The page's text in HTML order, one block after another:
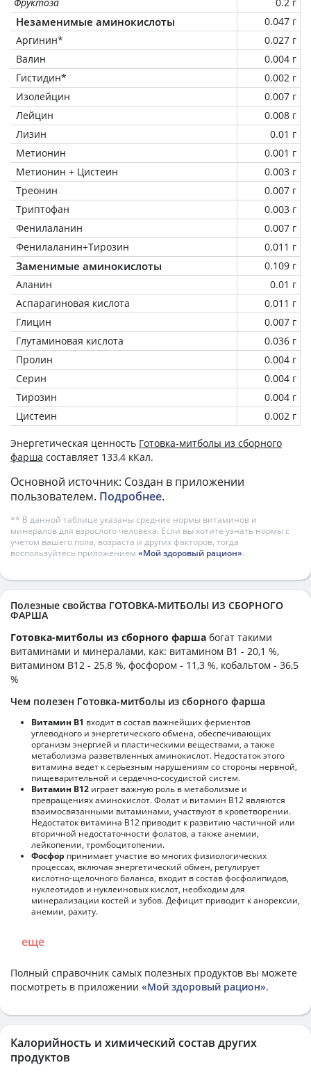
Незаменимые аминокислоты
0.047 г
Аргинин*
0.027 г
Валин
0.004 г
Гистидин*
0.002 г
Изолейцин
0.007 г
Лейцин
0.008 г
Лизин
0.01 г
Метионин
0.001 г
Метионин + Цистеин
0.003 г
Треонин
0.007 г
Триптофан
0.003 г
Фенилаланин
0.007 г
Фенилаланин+Тирозин
0.011 г
Заменимые аминокислоты
0.109 г
Аланин
0.01 г
Аспарагиновая кислота
0.011 г
Глицин
0.007 г
Глутаминовая кислота
0.036 г
Пролин
0.004 г
Серин
0.004 г
Тирозин
0.004 г
Цистеин
0.002 г
Энергетическая ценность Готовка-митболы из сборного
фарша составляет 133,4 кКал.
Основной источник: Создан в приложении
пользователем. Подробнее.
** В данной таблице указаны средние нормы витаминов и
минералов для взрослого человека. Если вы хотите узнать нормы с
учетом вашего пола, возраста и других факторов, тогда
воспользуйтесь приложением «Мой здоровый рацион».
Полезные свойства ГОТОВКА-МИТБОЛЫ ИЗ СБОРНОГО
ФАРША
Готовка-митболы из сборного фарша богат такими
витаминами и минералами, как: витамином B1 - 20,1 %,
витамином B12 - 25,8 %, фосфором - 11,3 %, кобальтом - 36,5
%
Чем полезен Готовка-митболы из сборного фарша
Витамин В1 входит в состав важнейших ферментов
углеводного и энергетического обмена, обеспечивающих
организм энергией и пластическими веществами, а также
метаболизма разветвленных аминокислот. Недостаток этого
витамина ведет к серьезным нарушениям со стороны нервной,
пищеварительной и сердечно-сосудистой систем.
Витамин В12 играет важную роль в метаболизме и
превращениях аминокислот. Фолат и витамин В12 являются
взаимосвязанными витаминами, участвуют в кроветворении.
Недостаток витамина В12 приводит к развитию частичной или
вторичной недостаточности фолатов, а также анемии,
лейкопении, тромбоцитопении.
Фосфор принимает участие во многих физиологических
процессах, включая энергетический обмен, регулирует
кислотно-щелочного баланса, входит в состав фосфолипидов,
нуклеотидов и нуклеиновых кислот, необходим для
минерализации костей и зубов. Дефицит приводит к анорексии,
анемии, рахиту.
еще
Полный справочник самых полезных продуктов вы можете
посмотреть в приложении «Мой здоровый рацион».
Калорийность и химический состав других
продуктов